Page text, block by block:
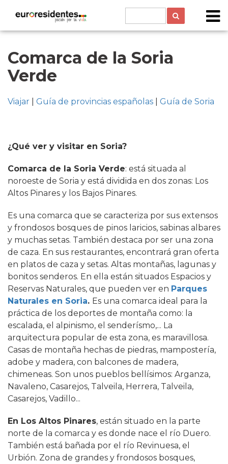
Comarca de la Soria
Verde
Viajar Guía de provincias españolas Guía de Soria
¿Qué ver y visitar en Soria?
Comarca de la Soria Verde: está situada al
noroeste de Soria y está dividida en dos zonas: Los
Altos Pinares y los Bajos Pinares.
Es una comarca que se caracteriza por sus extensos
y frondosos bosques de pinos laricios, sabinas albares
y muchas setas. También destaca por ser una zona
de caza. En sus restaurantes, encontrará gran oferta
en platos de caza y setas. Altas montañas, lagunas y
bonitos senderos. En ella están situados Espacios y
Reservas Naturales, que pueden ver en Parques
Naturales en Soria. Es una comarca ideal para la
práctica de los deportes de montaña como: la
escalada, el alpinismo, el senderísmo,... La
arquitectura popular de esta zona, es maravillosa.
Casas de montaña hechas de piedras, mampostería,
adobe y madera, con balcones de madera,
chimeneas. Son unos pueblos bellísimos: Arganza,
Navaleno, Casarejos, Talveila, Herrera, Talveila,
Casarejos, Vadillo...
En Los Altos Pinares, están situado en la parte
norte de la comarca y es donde nace el río Duero.
También está bañada por el río Revinuesa, el
Urbión. Zona de grandes y frondosos bosques,